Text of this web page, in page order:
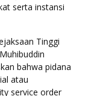
serta instansi
Tinggi
bahwa pidana
atau
service order